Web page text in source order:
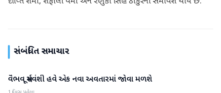
સંબંધિત સમાચાર
રમતગમત
વૈભવ સૂર્યવંશી હવે એક નવા અવતારમાં જોવા મળશે